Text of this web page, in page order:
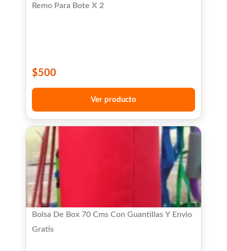
Remo Para Bote X 2
$500
Ver producto
Bolsa De Box 70 Cms Con Guantillas Y Envio
Gratis